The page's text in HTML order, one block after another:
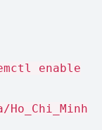
enable